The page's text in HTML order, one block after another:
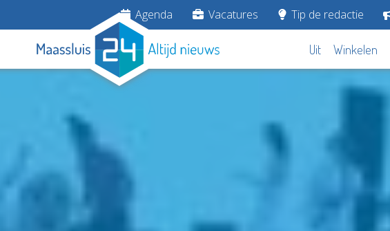
Agenda Vacatures Tip de redactie
Uit Winkelen